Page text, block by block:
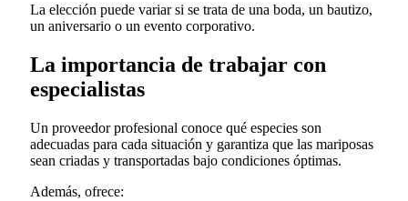
La elección puede variar si se trata de una boda, un bautizo,
un aniversario o un evento corporativo.
La importancia de trabajar con
especialistas
Un proveedor profesional conoce qué especies son
adecuadas para cada situación y garantiza que las mariposas
sean criadas y transportadas bajo condiciones óptimas.
Además, ofrece: